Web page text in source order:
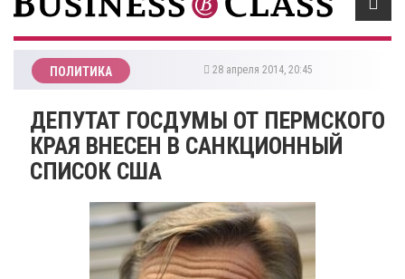
ПОЛИТИКА 28 апреля 2014, 20:45
ДЕПУТАТ ГОСДУМЫ ОТ ПЕРМСКОГО
КРАЯ ВНЕСЕН В САНКЦИОННЫЙ
СПИСОК США